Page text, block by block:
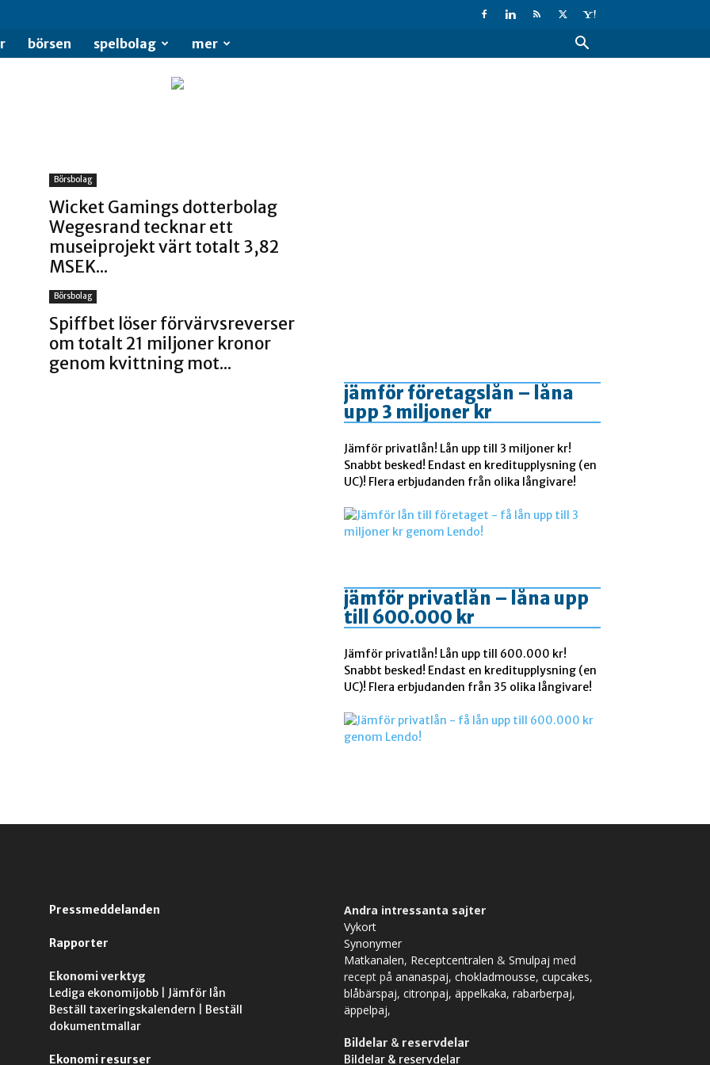
börsen spelbolag mer
Börsbolag
Wicket Gamings dotterbolag
Wegesrand tecknar ett
museiprojekt värt totalt 3,82
MSEK...
Börsbolag
Spiffbet löser förvärvsreverser
om totalt 21 miljoner kronor
genom kvittning mot...
jämför företagslån – låna
upp 3 miljoner kr
Jämför privatlån! Lån upp till 3 miljoner kr!
Snabbt besked! Endast en kreditupplysning (en
UC)! Flera erbjudanden från olika långivare!
jämför privatlån – låna upp
till 600.000 kr
Jämför privatlån! Lån upp till 600.000 kr!
Snabbt besked! Endast en kreditupplysning (en
UC)! Flera erbjudanden från 35 olika långivare!
Pressmeddelanden
Rapporter
Ekonomi verktyg
Lediga ekonomijobb
Jämför lån
Beställ taxeringskalendern
Beställ
dokumentmallar
Ekonomi resurser
Andra intressanta sajter
Vykort
Synonymer
Matkanalen, Receptcentralen & Smulpaj med
recept på ananaspaj, chokladmousse, cupcakes,
blåbärspaj, citronpaj, äppelkaka, rabarberpaj,
äppelpaj,
Bildelar & reservdelar
Bildelar & reservdelar